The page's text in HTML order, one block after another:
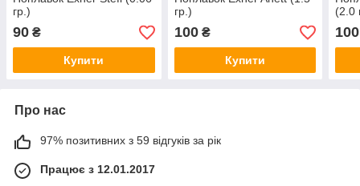
гр.)
90 ₴
Купити
гр.)
100₴
Купити
(2.0
100
Про нас
97% позитивних з 59 відгуків за рік
Працює з 12.01.2017